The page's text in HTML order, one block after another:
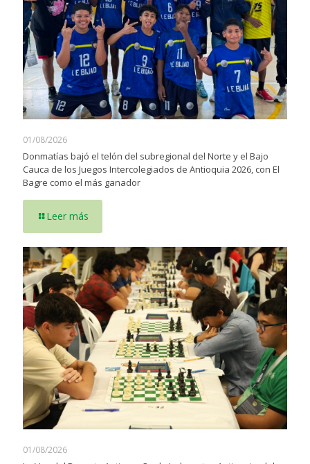
01/08/2026
Donmatías bajó el telón del subregional del Norte y el Bajo
Cauca de los Juegos Intercolegiados de Antioquia 2026, con El
Bagre como el más ganador
Leer más
01/08/2026